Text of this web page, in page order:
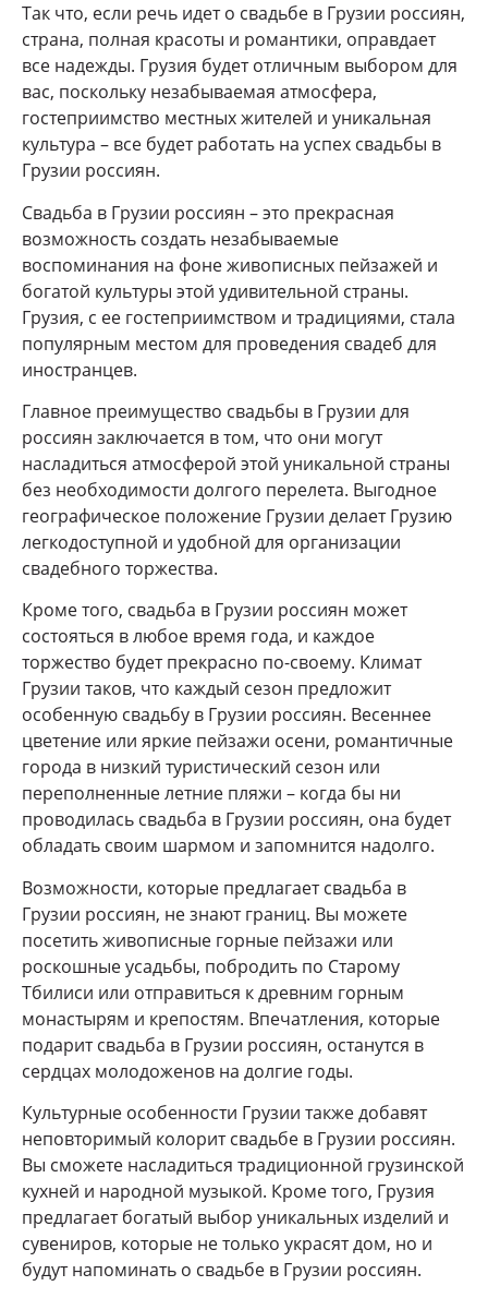
Так что, если речь идет о свадьбе в Грузии россиян,
страна, полная красоты и романтики, оправдает
все надежды. Грузия будет отличным выбором для
вас, поскольку незабываемая атмосфера,
гостеприимство местных жителей и уникальная
культура – все будет работать на успех свадьбы в
Грузии россиян.
Свадьба в Грузии россиян – это прекрасная
возможность создать незабываемые
воспоминания на фоне живописных пейзажей и
богатой культуры этой удивительной страны.
Грузия, с ее гостеприимством и традициями, стала
популярным местом для проведения свадеб для
иностранцев.
Главное преимущество свадьбы в Грузии для
россиян заключается в том, что они могут
насладиться атмосферой этой уникальной страны
без необходимости долгого перелета. Выгодное
географическое положение Грузии делает Грузию
легкодоступной и удобной для организации
свадебного торжества.
Кроме того, свадьба в Грузии россиян может
состояться в любое время года, и каждое
торжество будет прекрасно по-своему. Климат
Грузии таков, что каждый сезон предложит
особенную свадьбу в Грузии россиян. Весеннее
цветение или яркие пейзажи осени, романтичные
города в низкий туристический сезон или
переполненные летние пляжи – когда бы ни
проводилась свадьба в Грузии россиян, она будет
обладать своим шармом и запомнится надолго.
Возможности, которые предлагает свадьба в
Грузии россиян, не знают границ. Вы можете
посетить живописные горные пейзажи или
роскошные усадьбы, побродить по Старому
Тбилиси или отправиться к древним горным
монастырям и крепостям. Впечатления, которые
подарит свадьба в Грузии россиян, останутся в
сердцах молодоженов на долгие годы.
Культурные особенности Грузии также добавят
неповторимый колорит свадьбе в Грузии россиян.
Вы сможете насладиться традиционной грузинской
кухней и народной музыкой. Кроме того, Грузия
предлагает богатый выбор уникальных изделий и
сувениров, которые не только украсят дом, но и
будут напоминать о свадьбе в Грузии россиян.